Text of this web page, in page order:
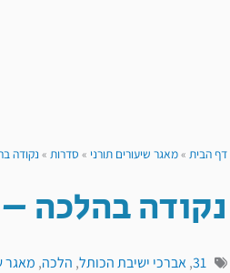
דף הבית »מאגר שיעורים תורני » סדרות » נקודה
נקודה בהלכה
31
,אברכי ישיבת הכותל, הלכה, מאגר